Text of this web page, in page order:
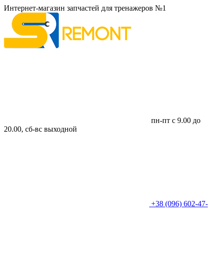
Интернет-магазин запчастей для тренажеров №1
пн-пт с 9.00 до
20.00, сб-вс выходной
+38 (096) 602-47-